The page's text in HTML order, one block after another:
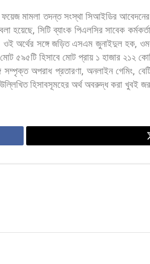
ফয়েজ মামলা তদন্ত সংস্থা সিআইডির আবেদনের
বলা হয়েছে, সিটি ব্যাংক পিএলসির সাবেক কর্মকর্তা
ওই অর্থের সঙ্গে জড়িত এসএম জুনাইদুল হক,
মোট ৫৯৫টি হিসাবে মোট প্রায় ১ হাজার ২১২
সম্পৃক্ত অপরাধ প্রতারণা,অনলাইন গেমিং,
উল্লিখিত হিসাবসূমহের অর্থ অবরুদ্ধ করা খুবই